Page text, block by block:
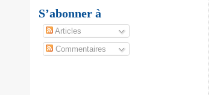
S’abonner à
Articles
Commentaires